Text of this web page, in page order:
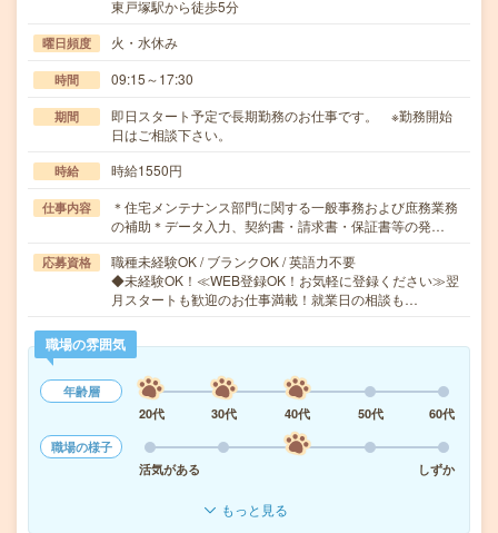
東戸塚駅から徒歩5分
曜日頻度 火・水休み
時間 09:15～17:30
期間
即日スタート予定で長期勤務のお仕事です。 ※勤務開始
日はご相談下さい。
時給 時給1550円
仕事内容
＊住宅メンテナンス部門に関する一般事務および庶務業務
の補助＊データ入力、契約書・請求書・保証書等の発…
応募資格
職種未経験OK / ブランクOK / 英語力不要
◆未経験OK！≪WEB登録OK！お気軽に登録ください≫翌
月スタートも歓迎のお仕事満載！就業日の相談も…
職場の雰囲気
年齢層
20代
30代 40代 50代
60代
職場の様子
活気がある
しずか
もっと見る